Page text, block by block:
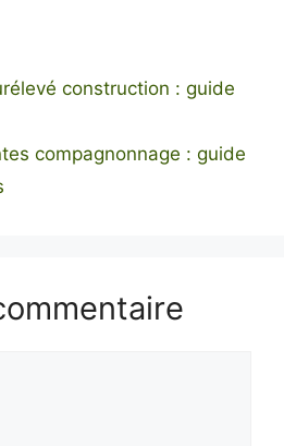
construction : guide
compagnonnage : guide